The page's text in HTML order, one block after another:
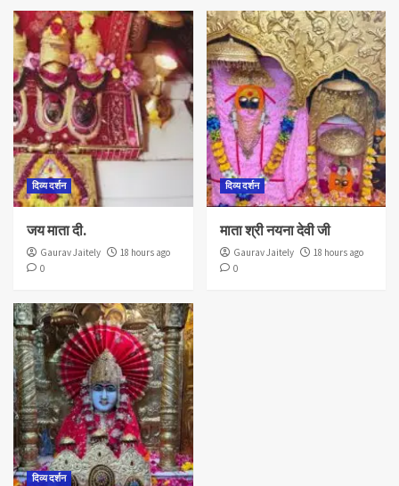
दिव्य दर्शन
जय माता दी.
Gaurav Jaitely
18 hours ago
0
दिव्य दर्शन
माता श्री नयना देवी जी
Gaurav Jaitely
18 hours ago
0
दिव्य दर्शन